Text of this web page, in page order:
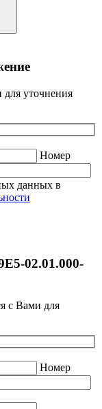
уточнения
Номер
данных в
02.01.000-
с Вами для
Номер